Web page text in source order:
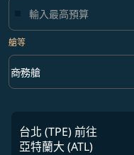
艙等
艙等 option 商務艙 Selected
商務艙
keyboard_arrow_down
台北 (TPE)前往
亞特蘭大 (ATL)